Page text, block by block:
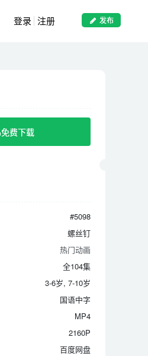
发布
登录 注册
免费下载
螺丝钉
热门动画
全104集
3-6岁, 7-10岁
国语中字
MP4
2160P
百度网盘
2026-03-09
免费下载
#5098
螺丝钉
热门动画
全104集
3-6岁, 7-10岁
国语中字
MP4
2160P
百度网盘